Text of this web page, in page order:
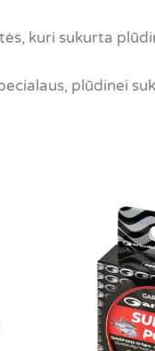
kuri sukurta
plūdinei